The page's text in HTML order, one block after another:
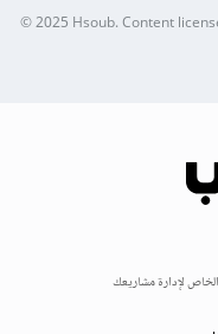
© 2025Hsoub.Content